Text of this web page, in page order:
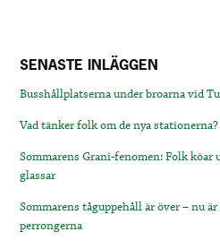
SENASTE INLÄGGEN
Busshållplatserna under broarna vid
Vad tänker folk om de nya stationerna?
Sommarens Grani-fenomen: Folk
glassar
Sommarens tåguppehåll är över – nu
perrongerna